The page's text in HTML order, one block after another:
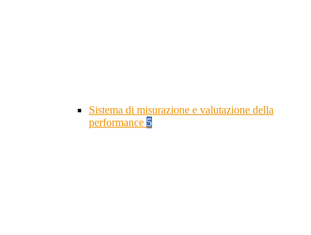
Sistema di misurazione e valutazione della
performance 5